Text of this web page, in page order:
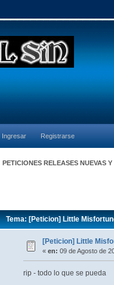
Ingresar Registrarse
PETICIONES RELEASES NUEVAS
Tema: [Peticion] Little
[Peticion] Little
« en: 09 de Agosto de
rip - todo lo que se pueda